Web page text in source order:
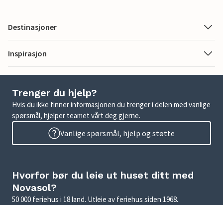
Destinasjoner
Inspirasjon
Trenger du hjelp?
Hvis du ikke finner informasjonen du trenger i delen med vanlige
spørsmål, hjelper teamet vårt deg gjerne.
Vanlige spørsmål, hjelp og støtte
Hvorfor bør du leie ut huset ditt med
Novasol?
50 000 feriehus i 18 land. Utleie av feriehus siden 1968.